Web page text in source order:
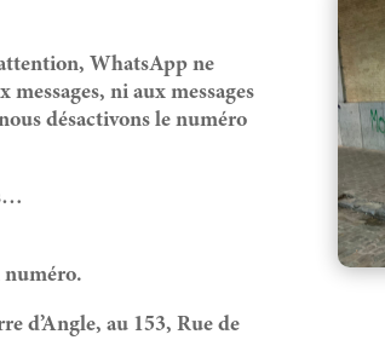
WhatsApp ne
ni aux messages
désactivons le numéro
numéro.
d’Angle, au 153, Rue de